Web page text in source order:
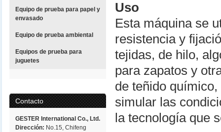
Equipo de prueba para papel y
envasado
Equipo de prueba ambiental
Equipos de prueba para
juguetes
Contacto
GESTER International Co., Ltd.
Dirección: No.15, Chifeng
Uso
Esta máquina se
resistencia y
tejidas, de hilo,
para zapatos y
de teñido
simular las
la tecnología que